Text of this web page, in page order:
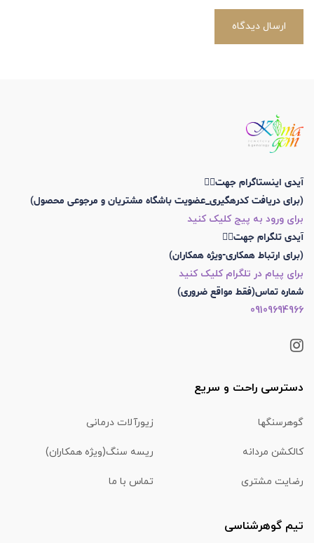
ارسال دیدگاه
آیدی اینستاگرام جهت👇🏼
(برای دریافت کدرهگیری_عضویت باشگاه مشتریان و مرجوعی محصول)
برای ورود به پیج کلیک کنید
آیدی تلگرام جهت👇🏼
(برای ارتباط همکاری-ویژه همکاران)
برای پیام در تلگرام کلیک کنید
شماره تماس(فقط مواقع ضروری)
09109694966
دسترسی راحت و سریع
گوهرسنگها زیورآلات درمانی
کالکشن مردانه ریسه سنگ(ویژه همکاران)
رضایت مشتری تماس با ما
تیم گوهرشناسی